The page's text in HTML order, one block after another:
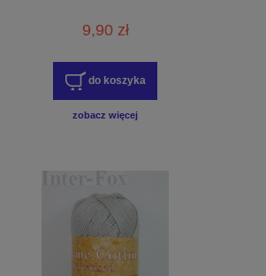
9,90 zł
do koszyka
zobacz więcej